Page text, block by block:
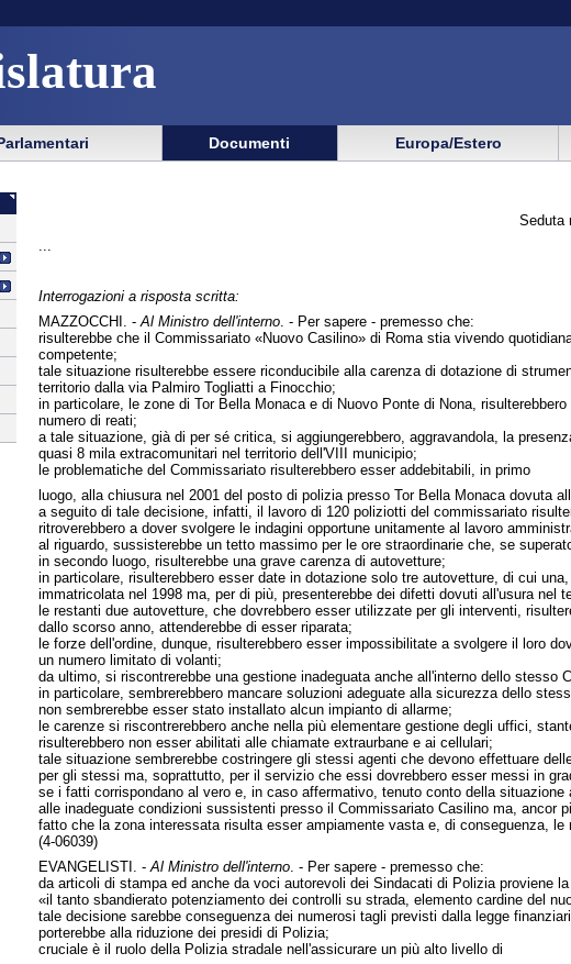
Documenti Europa/Estero
Seduta
Interrogazioni a risposta scritta:
MAZZOCCHI. - Al Ministro dell'interno. - Per sapere - premesso che:
risulterebbe che il Commissariato «Nuovo Casilino» di Roma stia vivendo
competente;
tale situazione risulterebbe essere riconducibile alla carenza di dotazione di
territorio dalla via Palmiro Togliatti a Finocchio;
in particolare, le zone di Tor Bella Monaca e di Nuovo Ponte di Nona,
numero di reati;
a tale situazione, già di per sé critica, si aggiungerebbero, aggravandola, la
quasi 8 mila extracomunitari nel territorio dell'VIII municipio;
le problematiche del Commissariato risulterebbero esser addebitabili, in primo
luogo, alla chiusura nel 2001 del posto di polizia presso Tor Bella Monaca dovuta
a seguito di tale decisione, infatti, il lavoro di 120 poliziotti del commissariato
ritroverebbero a dover svolgere le indagini opportune unitamente al lavoro
al riguardo, sussisterebbe un tetto massimo per le ore straordinarie che, se
in secondo luogo, risulterebbe una grave carenza di autovetture;
in particolare, risulterebbero esser date in dotazione solo tre autovetture, di cui
immatricolata nel 1998 ma, per di più, presenterebbe dei difetti dovuti all'usura
le restanti due autovetture, che dovrebbero esser utilizzate per gli interventi,
dallo scorso anno, attenderebbe di esser riparata;
le forze dell'ordine, dunque, risulterebbero esser impossibilitate a svolgere il loro
un numero limitato di volanti;
da ultimo, si riscontrerebbe una gestione inadeguata anche all'interno dello stesso
in particolare, sembrerebbero mancare soluzioni adeguate alla sicurezza dello
non sembrerebbe esser stato installato alcun impianto di allarme;
le carenze si riscontrerebbero anche nella più elementare gestione degli uffici,
risulterebbero non esser abilitati alle chiamate extraurbane e ai cellulari;
tale situazione sembrerebbe costringere gli stessi agenti che devono effettuare
per gli stessi ma, soprattutto, per il servizio che essi dovrebbero esser messi in
se i fatti corrispondano al vero e, in caso affermativo, tenuto conto della
alle inadeguate condizioni sussistenti presso il Commissariato Casilino ma,
fatto che la zona interessata risulta esser ampiamente vasta e, di conseguenza,
(4-06039)
EVANGELISTI. - Al Ministro dell'interno. - Per sapere - premesso che:
da articoli di stampa ed anche da voci autorevoli dei Sindacati di Polizia proviene
«il tanto sbandierato potenziamento dei controlli su strada, elemento cardine del
tale decisione sarebbe conseguenza dei numerosi tagli previsti dalla legge
porterebbe alla riduzione dei presidi di Polizia;
cruciale è il ruolo della Polizia stradale nell'assicurare un più alto livello di